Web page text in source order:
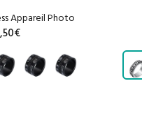
Appareil Photo